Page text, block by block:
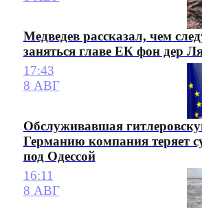
Медведев рассказал, чем
заняться главе ЕК фон дер
17:43
8 АВГ
Обслуживавшая
Германию компания теряет
под Одессой
16:11
8 АВГ